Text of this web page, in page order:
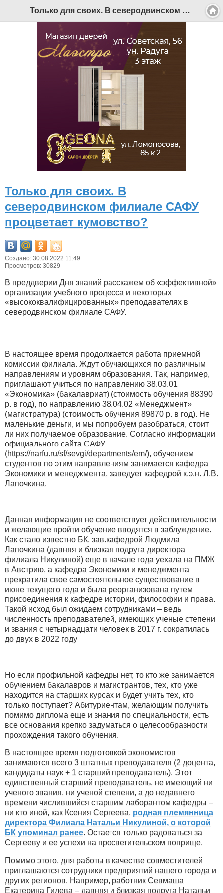
Только для своих. В северодвинском филиале САФУ процветает кумовство? - Беломорканал Северодвинск tv29.ru
Только для своих. В
северодвинском филиале САФУ
процветает кумовство?
Создано: 30.08.2022 11:49
Просмотров: 30829
В преддверии Дня знаний расскажем об «эффективной»
организации учебного процесса и некоторых
«высококвалифицированных» преподавателях в
северодвинском филиале САФУ.
В настоящее время продолжается работа приемной
комиссии филиала. Ждут обучающихся по различным
направлениям и уровням образования. Так, например,
приглашают учиться по направлению 38.03.01
«Экономика» (бакалавриат) (стоимость обучения 88390
р. в год), по направлению 38.04.02 «Менеджмент»
(магистратура) (стоимость обучения 89870 р. в год). Не
маленькие деньги, и мы попробуем разобраться, стоит
ли них получаемое образование. Согласно информации
официального сайта САФУ
(https://narfu.ru/sf/sevgi/departments/em/), обучением
студентов по этим направлениям занимается кафедра
Экономики и менеджмента, заведует кафедрой к.э.н. Л.В.
Лапочкина.
Данная информация не соответствует действительности
и желающие пройти обучение вводятся в заблуждение.
Как стало известно БК, зав.кафедрой Людмила
Лапочкина (давняя и близкая подруга директора
филиала Никулиной) еще в начале года уехала на ПМЖ
в Австрию, а кафедра Экономики и менеджмента
прекратила свое самостоятельное существование в
июне текущего года и была реорганизована путем
присоединения к кафедре истории, философии и права.
Такой исход был ожидаем сотрудниками – ведь
численность преподавателей, имеющих ученые степени
и звания с четырнадцати человек в 2017 г. сократилась
до двух в 2022 году
Но если профильной кафедры нет, то кто же занимается
обучением бакалавров и магистрантов, тех, кто уже
находится на старших курсах и будет учить тех, кто
только поступает? Абитуриентам, желающим получить
помимо диплома еще и знания по специальности, есть
все основания крепко задуматься о целесообразности
прохождения такого обучения.
В настоящее время подготовкой экономистов
занимаются всего 3 штатных преподавателя (2 доцента,
кандидаты наук + 1 старший преподаватель). Этот
единственный старший преподаватель, не имеющий ни
ученого звания, ни ученой степени, а до недавнего
времени числившийся старшим лаборантом кафедры –
ни кто иной, как Ксения Сергеева, родная племянница
директора Филиала Натальи Никулиной, о которой
БК упоминал ранее. Остается только радоваться за
Сергееву и ее успехи на просветительском поприще.
Помимо этого, для работы в качестве совместителей
приглашаются сотрудники предприятий нашего города и
других регионов. Например, работник Севмаша
Екатерина Гилева – давняя и близкая подруга Натальи